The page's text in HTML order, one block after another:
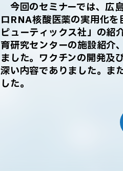
今回のセミナーでは、広
ロRNA核酸医薬の実用化
ピューティックス社」の紹
育研究センターの施設紹介
ました。ワクチンの開発及
深い内容でありました。ま
した。